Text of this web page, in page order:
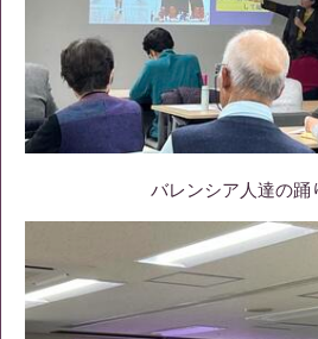
バレンシア人達の踊